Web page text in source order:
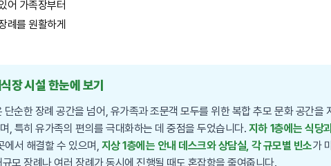
어 가족장부터
례를 원활하게
장 시설 한눈에 보기
순한 장례 공간을 넘어, 유가족과 조문객 모두를 위한 복합 추모 문화 공간을
, 특히 유가족의 편의를 극대화하는 데 중점을 두었습니다. 지하 1층에는 식당
에서 해결할 수 있으며, 지상 1층에는 안내 데스크와 상담실, 각 규모별 빈소가
모 장례나 여러 장례가 동시에 진행될 때도 혼잡함을 줄여줍니다.